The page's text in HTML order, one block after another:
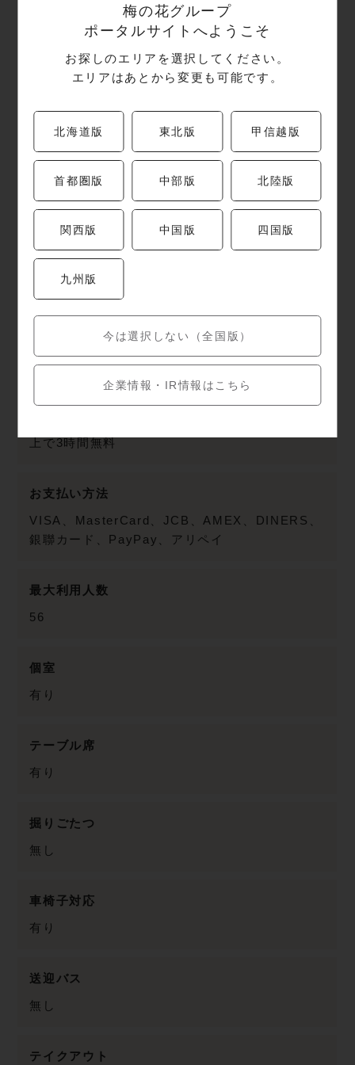
梅の花グループ
ポータルサイトへようこそ
お探しのエリアを選択してください。
エリアはあとから変更も可能です。
北海道版 東北版 甲信越版
首都圏版 中部版 北陸版
関西版 中国版 四国版
九州版
今は選択しない（全国版）
企業情報・IR情報はこちら
墨田区押上1-1-2
東京ソラマチ31階イーストヤード11番地
03-6658-8130
営業時間
23:00（21:00フードオーダーストップ、22:00ド
リンクオーダーストップ）
定休日
駐車場
有料 東京スカイツリータウン駐車場：店舗でのお
買い上げ額合計3000円税込み以上で1時間無料、
上で3時間無料
お支払い方法
VISA、MasterCard、JCB、AMEX、DINERS、
銀聯カード、PayPay、アリペイ
最大利用人数
56
個室
有り
テーブル席
有り
掘りごたつ
無し
車椅子対応
有り
送迎バス
無し
テイクアウト